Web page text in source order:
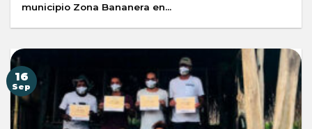
municipio Zona Bananera en...
16
Sep